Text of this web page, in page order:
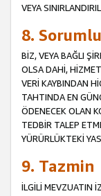
VEYA
8.
BİZ, VEYA BAĞLI
OLSA DAHİ,
VERİ KAYBINDAN
TAHTINDA EN
ÖDENECEK OLAN
TEDBİR TALEP
YÜRÜRLÜKTEKİ
9. Tazmin
İLGİLİ MEVZUATIN